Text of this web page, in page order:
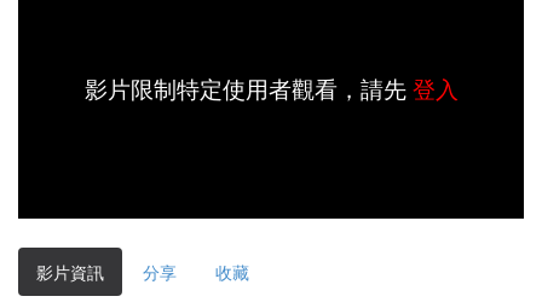
影片限制特定使用者觀看，請先登入
影片資訊 分享 收藏